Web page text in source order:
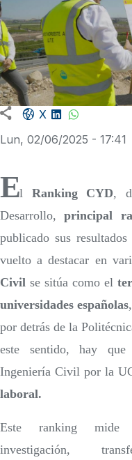
Facebook share
X LinkedIn
Lun, 02/06/2025 - 17:41
El Ranking CYD,
Desarrollo,principal
publicado sus
vuelto a destacar en
Civil se sitúa como el
universidades españolas
por detrás de la
este sentido, hay que
Ingeniería Civil por la
laboral.
Este ranking mide
investigación,